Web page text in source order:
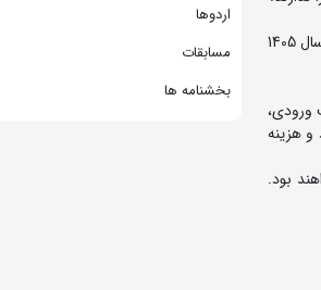
تبصره: کشتی گیرانی که در دوسال گذشته موفق به دریافت ویزا نشده اند در صورتی که مقام اول تا سوم مسابقات قهرمانی کشور پیشکسوتان سال 1405
هزینه بابت ورودی،
و هزینه
بود.
اردوها
مسابقات
بخشنامه ها